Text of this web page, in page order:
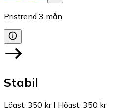
Pristrend 3 mån
Stabil
Lägst: 350 kr| Högst: 350 kr